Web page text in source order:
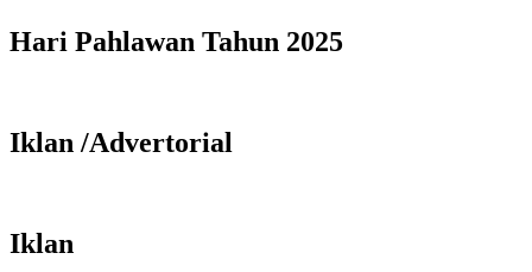
Hari Pahlawan Tahun 2025
Iklan /Advertorial
Iklan